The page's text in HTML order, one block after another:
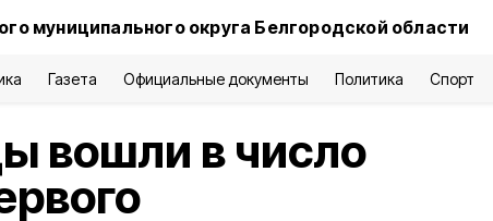
муниципального округа Белгородской области
Газета Официальные документы Политика Спорт
вошли в число